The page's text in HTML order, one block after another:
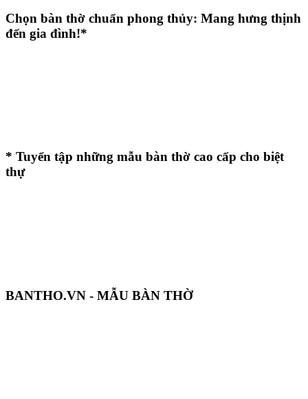
Chọn bàn thờ chuẩn phong thủy: Mang hưng thịnh
đến gia đình!*
* Tuyển tập những mẫu bàn thờ cao cấp cho biệt
thự
BANTHO.VN - MẪU BÀN THỜ